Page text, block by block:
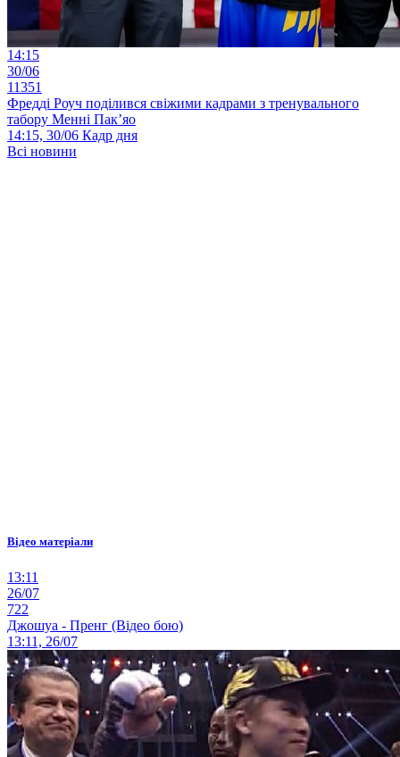
14:15
30/06
11351
Фредді Роуч поділився свіжими кадрами з тренувального
табору Менні Пак’яо
14:15, 30/06 Кадр дня
Всі новини
Відео матеріали
13:11
26/07
722
Джошуа - Пренг (Відео бою)
13:11, 26/07